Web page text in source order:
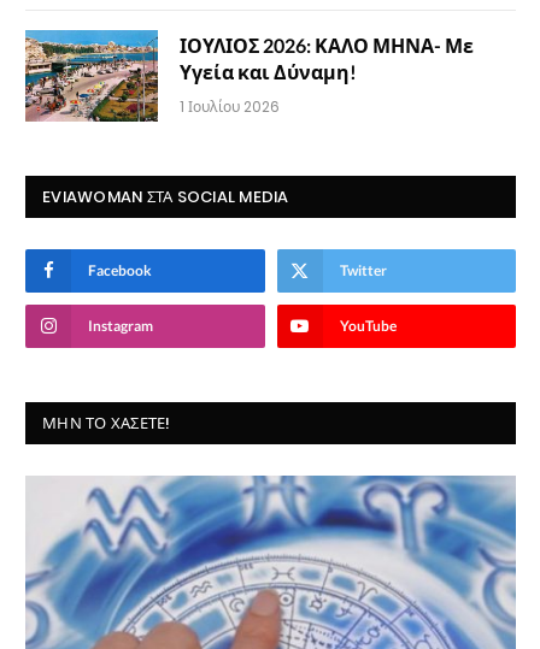
ΙΟΥΛΙΟΣ 2026: ΚΑΛΟ ΜΗΝΑ- Με
Υγεία και Δύναμη!
1 Ιουλίου 2026
EVIAWOMAN ΣΤΑ SOCIAL MEDIA
Facebook Twitter
Instagram YouTube
ΜΗΝ ΤΟ ΧΆΣΕΤΕ!